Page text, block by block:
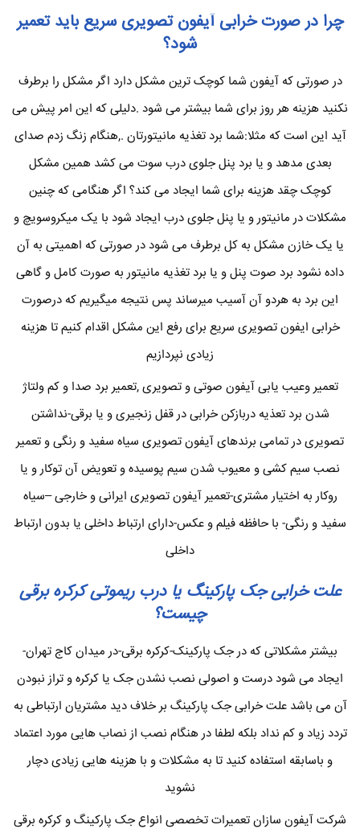
چرا در صورت خرابی آیفون تصویری سریع باید تعمیر
شود؟
در صورتی که آیفون شما کوچک ترین مشکل دارد اگر مشکل را برطرف
نکنید هزینه هر روز برای شما بیشتر می شود .دلیلی که این امر پیش می
آید این است که مثلا:شما برد تغذیه مانیتورتان .,هنگام زنگ زدم صدای
بعدی مدهد و یا برد پنل جلوی درب سوت می کشد همین مشکل
کوچک چقد هزینه برای شما ایجاد می کند؟ اگر هنگامی که چنین
مشکلات در مانیتور و یا پنل جلوی درب ایجاد شود با یک میکروسویچ و
یا یک خازن مشکل به کل برطرف می شود در صورتی که اهمیتی به آن
داده نشود برد صوت پنل و یا برد تغذیه مانیتور به صورت کامل و گاهی
این برد به هردو آن آسیب میرساند پس نتیجه میگیریم که درصورت
خرابی ایفون تصویری سریع برای رفع این مشکل اقدام کنیم تا هزینه
زیادی نپردازیم
تعمیر وعیب یابی آیفون صوتی و تصویری ,تعمیر برد صدا و کم ولتاژ
شدن برد تعذیه دربازکن خرابی در قفل زنجیری و یا برقی-نداشتن
تصویری در تمامی برندهای آیفون تصویری سیاه سفید و رنگی و تعمیر
نصب سیم کشی و معیوب شدن سیم پوسیده و تعویض آن توکار و یا
روکار به اختیار مشتری-تعمیر آیفون تصویری ایرانی و خارجی –سیاه
سفید و رنگی- با حافظه فیلم و عکس-دارای ارتباط داخلی یا بدون ارتباط
داخلی
علت خرابی جک پارکینگ یا درب ریموتی کرکره برقی
چیست؟
بیشتر مشکلاتی که در جک پارکینک-کرکره برقی-در میدان کاج تهران-
ایجاد می شود درست و اصولی نصب نشدن جک یا کرکره و تراز نبودن
آن می باشد علت خرابی جک پارکینگ بر خلاف دید مشتریان ارتباطی به
تردد زیاد و کم نداد بلکه لطفا در هنگام نصب از نصاب هایی مورد اعتماد
و باسابقه استفاده کنید تا به مشکلات و با هزینه هایی زیادی دچار
نشوید
شرکت آیفون سازان تعمیرات تخصصی انواع جک پارکینگ و کرکره برقی